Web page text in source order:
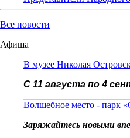
Все новости
Афиша
В музее Николая
С 11 августа по 4
Волшебное место - парк
Заряжайтесь новыми